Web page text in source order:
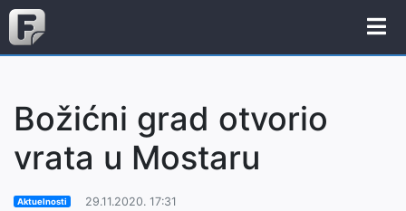
Božićni grad otvorio
vrata u Mostaru
Aktuelnosti 29.11.2020. 17:31